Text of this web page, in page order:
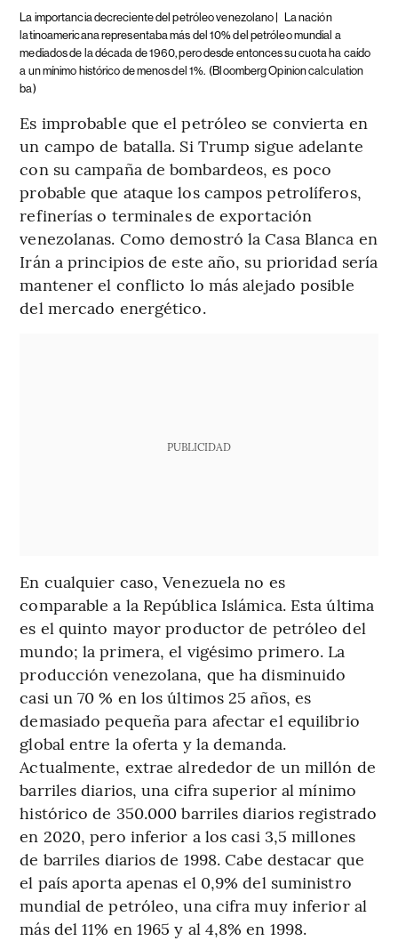
La importancia decreciente del petróleo venezolano |
La nación
latinoamericana representaba más del 10% del petróleo mundial a
mediados de la década de 1960, pero desde entonces su cuota ha caído
a un mínimo histórico de menos del 1%. (Bloomberg Opinion calculation
ba)
Es improbable que el petróleo se convierta en
un campo de batalla. Si Trump sigue adelante
con su campaña de bombardeos, es poco
probable que ataque los campos petrolíferos,
refinerías o terminales de exportación
venezolanas. Como demostró la Casa Blanca en
Irán a principios de este año, su prioridad sería
mantener el conflicto lo más alejado posible
del mercado energético.
PUBLICIDAD
En cualquier caso, Venezuela no es
comparable a la República Islámica. Esta última
es el quinto mayor productor de petróleo del
mundo; la primera, el vigésimo primero. La
producción venezolana, que ha disminuido
casi un 70 % en los últimos 25 años, es
demasiado pequeña para afectar el equilibrio
global entre la oferta y la demanda.
Actualmente, extrae alrededor de un millón de
barriles diarios, una cifra superior al mínimo
histórico de 350.000 barriles diarios registrado
en 2020, pero inferior a los casi 3,5 millones
de barriles diarios de 1998. Cabe destacar que
el país aporta apenas el 0,9% del suministro
mundial de petróleo, una cifra muy inferior al
más del 11% en 1965 y al 4,8% en 1998.